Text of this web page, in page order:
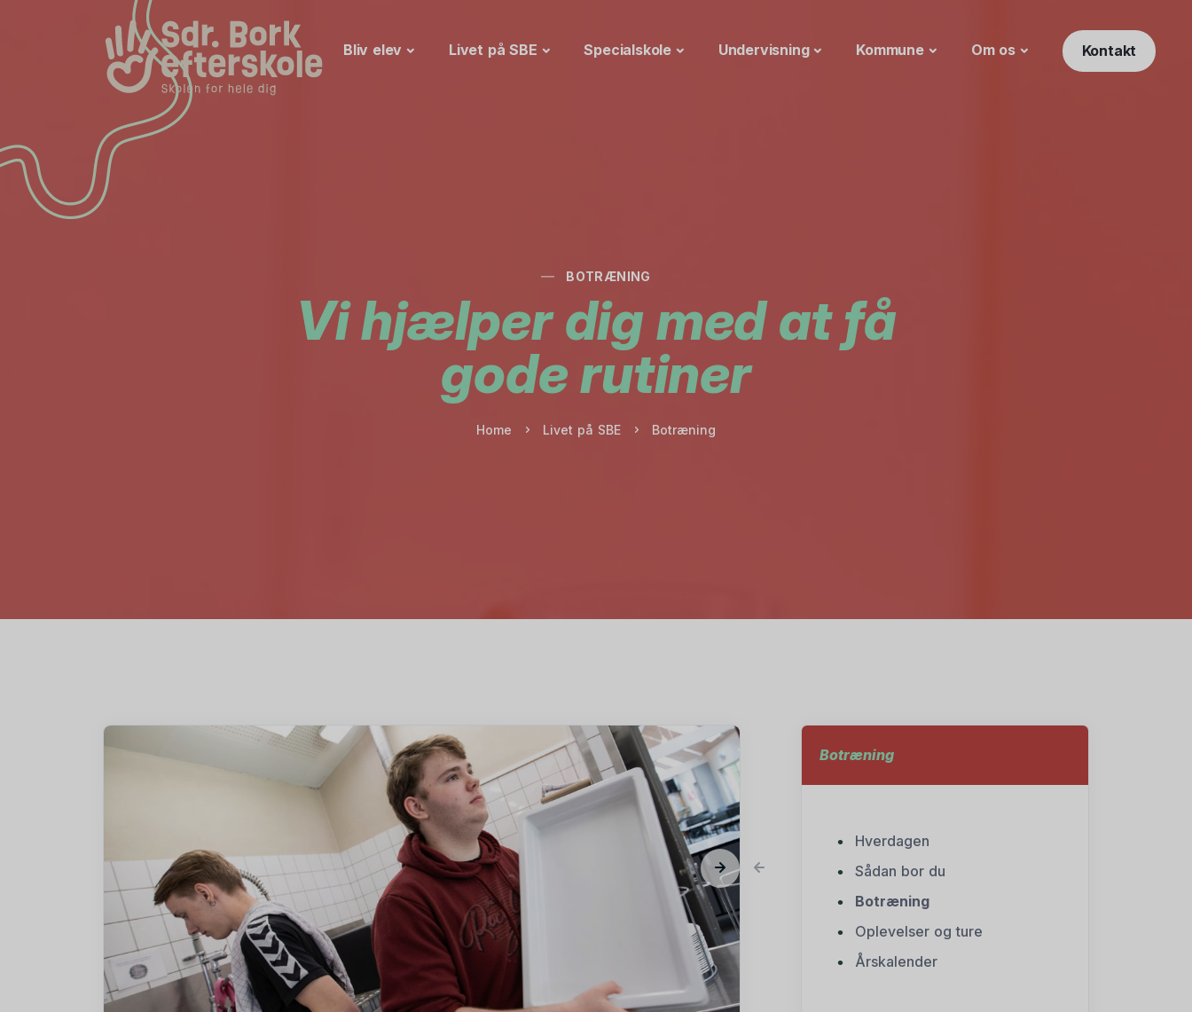
Bliv elev Livet på SBE Specialskole Undervisning Kommune Om os Kontakt
BOTRÆNING
Vi hjælper dig med at få
gode rutiner
Home Livet på SBE Botræning
Botræning
Hverdagen
Sådan bor du
Botræning
Oplevelser og ture
Årskalender